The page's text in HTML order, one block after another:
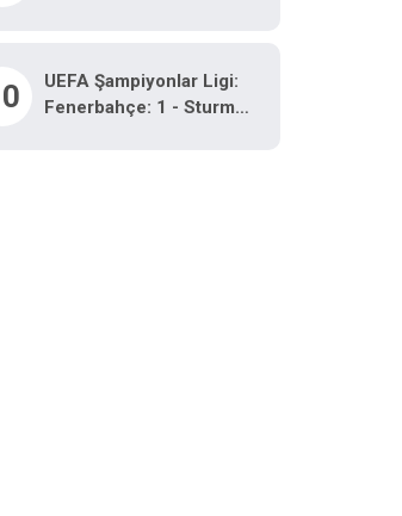
UEFA Şampiyonlar Ligi:
Fenerbahçe: 1 - Sturm